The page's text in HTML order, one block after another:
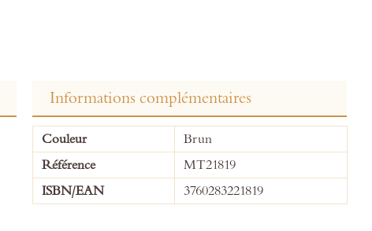
Informations complémentaires
Plus
d’information
Couleur
Brun
Référence
MT21819
ISBN/EAN
3760283221819